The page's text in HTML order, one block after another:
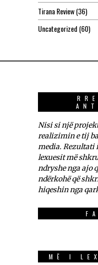
Tirana Review(36)
Uncategorized (60)
Nisi si një
realizimin e tij
media. Rezultati
lexuesit më
ndryshe nga ajo
ndërkohë që
hiqeshin nga
MË I